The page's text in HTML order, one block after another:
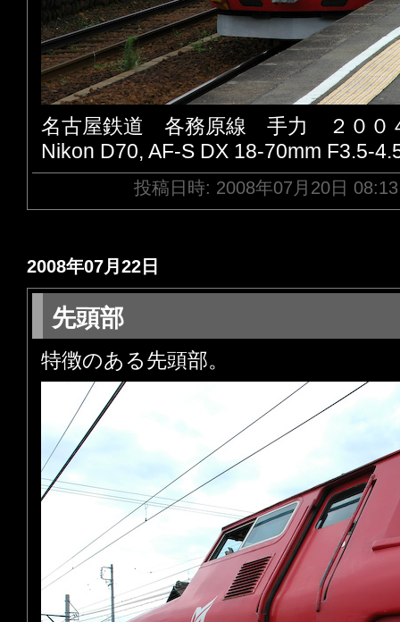
名古屋鉄道 各務原線 手力 ２００
Nikon D70, AF-S DX 18-70mm F3.5-
投稿日時: 2008年07月20日
2008年07月22日
先頭部
特徴のある先頭部。